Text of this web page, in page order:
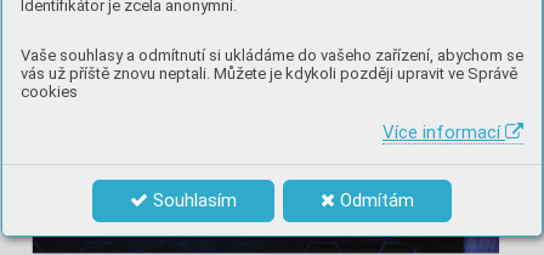
Identifikátor je zcela anonymní.
Vaše souhlasy a odmítnutí si ukládáme do vašeho zařízení, abychom se
vás už příště znovu neptali. Můžete je kdykoli později upravit ve Správě
cookies
Více informací
Souhlasím Odmítám